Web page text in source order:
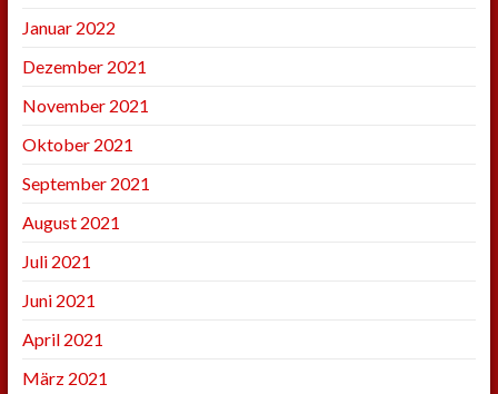
Januar 2022
Dezember 2021
November 2021
Oktober 2021
September 2021
August 2021
Juli 2021
Juni 2021
April 2021
März 2021